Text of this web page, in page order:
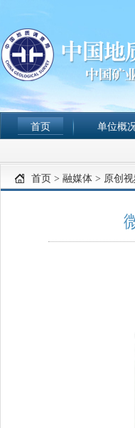
首页 单位概
首页 > 融媒体 > 原创视